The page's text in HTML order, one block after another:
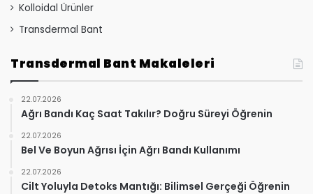
Kolloidal Ürünler
Transdermal Bant
Transdermal Bant Makaleleri
22.07.2026
Ağrı Bandı Kaç Saat Takılır? Doğru Süreyi Öğrenin
22.07.2026
Bel Ve Boyun Ağrısı İçin Ağrı Bandı Kullanımı
22.07.2026
Cilt Yoluyla Detoks Mantığı: Bilimsel Gerçeği Öğrenin